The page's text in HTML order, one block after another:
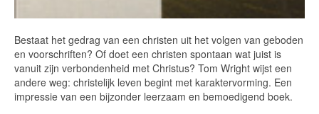
Bestaat het gedrag van een christen uit het volgen van geboden
en voorschriften? Of doet een christen spontaan wat juist is
vanuit zijn verbondenheid met Christus? Tom Wright wijst een
andere weg: christelijk leven begint met karaktervorming. Een
impressie van een bijzonder leerzaam en bemoedigend boek.